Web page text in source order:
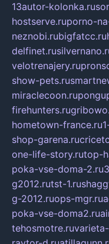
13autor-kolonka.ru
hostserve.ruporno-
neznobi.rubigfatcc.ru
delfinet.ru
velotrenajery.ru
show-pets.ru
miraclecoon.ru
firehunters.ru
hometown-france.ru
shop-garena.ru
one-life-story.rutop-
poka-vse-doma-2.ru
g2012.rutst-1.ru
g-2012.ruops-mgr.ru
poka-vse-doma2.ru
tehosmotre.ru